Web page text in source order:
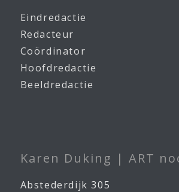
Eindredactie
Redacteur
Coördinator
Hoofdredactie
Beeldredactie
Karen Duking | ART
Abstederdijk 305